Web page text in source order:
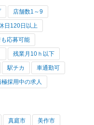
店舗数1～9
日120日以上
応募可能
残業月10ｈ以下
駅チカ 車通勤可
極採用中の求人
真庭市 美作市